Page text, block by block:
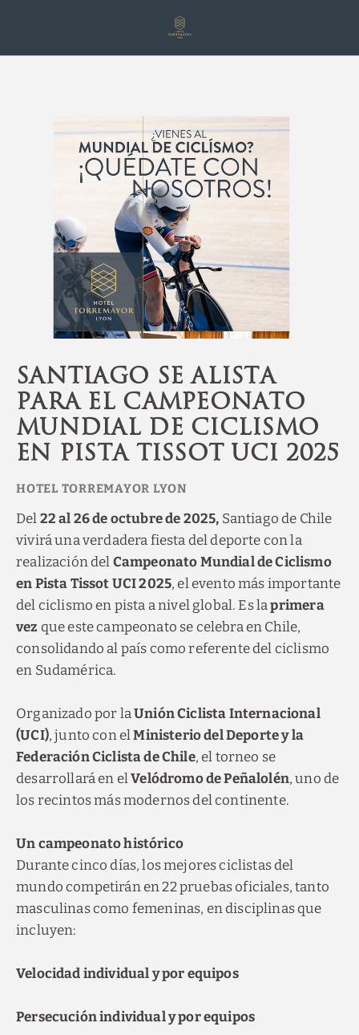
Santiago se alista
para el Campeonato
Mundial de Ciclismo
en Pista Tissot UCI 2025
Del22 al 26 de octubre de 2025, Santiago de Chile
vivirá una verdadera fiesta del deporte con la
realización delCampeonato Mundial de Ciclismo
en Pista Tissot UCI 2025, el evento más importante
del ciclismo en pista a nivel global. Es laprimera
vez que este campeonato se celebra en Chile,
consolidando al país como referente del ciclismo
en Sudamérica.
Organizado por laUnión Ciclista Internacional
(UCI), junto con elMinisterio del Deporte y la
Federación Ciclista de Chile, el torneo se
desarrollará en elVelódromo de Peñalolén, uno de
los recintos más modernos del continente.
Un campeonato histórico
Durante cinco días, los mejores ciclistas del
mundo competirán en 22 pruebas oficiales, tanto
masculinas como femeninas, en disciplinas que
incluyen:
Velocidad individual y por equipos
Persecución individual y por equipos